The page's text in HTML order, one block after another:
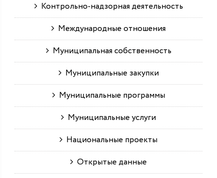
Контрольно-надзорная деятельность
Международные отношения
Муниципальная собственность
Муниципальные закупки
Муниципальные программы
Муниципальные услуги
Национальные проекты
Открытые данные